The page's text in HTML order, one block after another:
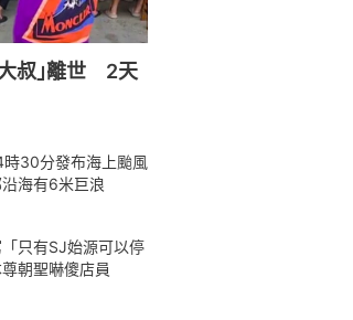
叔｣離世 2天
時30分發布海上颱風
海有6米巨浪
只有SJ始源可以停
朝聖嚇傻店員